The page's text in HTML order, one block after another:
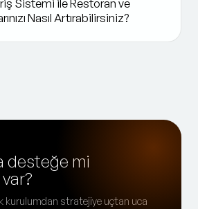
Sistemi ile Restoran ve
Nasıl Artırabilirsiniz?
desteğe mi
kurulumdan stratejiye uçtan uca